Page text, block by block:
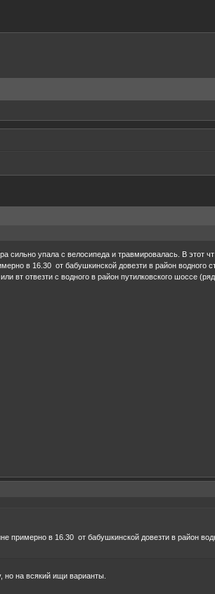
сильно упала с велосипеда и травмировалась. В этот
в 16.30 от бабушкинской довезти в район водного
вт отвезти с водного в район путилковского шоссе
примерно в 16.30 от бабушкинской довезти в район
но на всякий ищи варианты.